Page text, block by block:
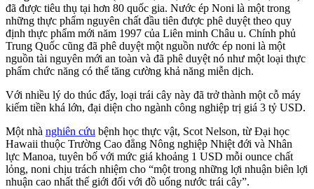
đã được tiêu thụ tại hơn 80 quốc gia. Nước ép Noni là một trong
những thực phẩm nguyên chất đầu tiên được phê duyệt theo quy
định thực phẩm mới năm 1997 của Liên minh Châu u. Chính phủ
Trung Quốc cũng đã phê duyệt một nguồn nước ép noni là một
nguồn tài nguyên mới an toàn và đã phê duyệt nó như một loại thực
phẩm chức năng có thể tăng cường khả năng miễn dịch.
Với nhiều lý do thúc đẩy, loại trái cây này đã trở thành một cỗ máy
kiếm tiền khá lớn, đại diện cho ngành công nghiệp trị giá 3 tỷ USD.
Một nhà nghiên cứu bệnh học thực vật, Scot Nelson, từ Đại học
Hawaii thuộc Trường Cao đẳng Nông nghiệp Nhiệt đới và Nhân
lực Manoa, tuyên bố với mức giá khoảng 1 USD mỗi ounce chất
lỏng, noni chịu trách nhiệm cho “một trong những lợi nhuận biên lợi
nhuận cao nhất thế giới đối với đồ uống nước trái cây”.